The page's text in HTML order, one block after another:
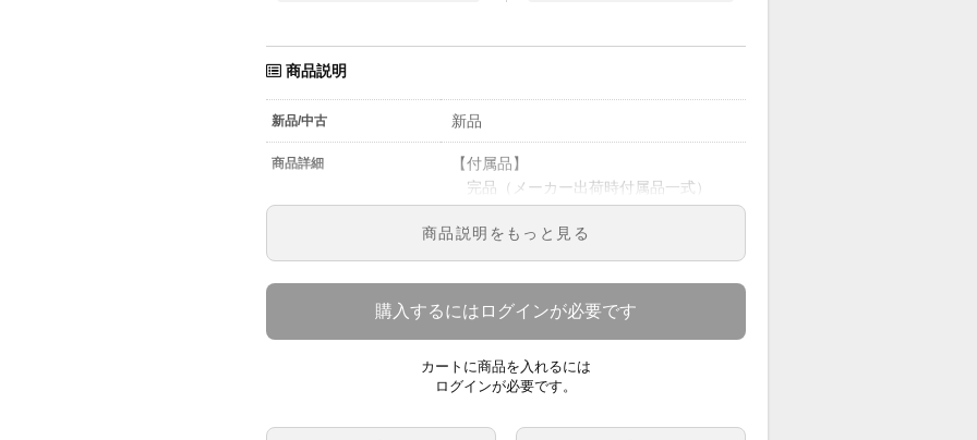
商品説明
新品/中古 新品
商品詳細
【付属品】
完品（メーカー出荷時付属品一式）
※箱に目立つキズがございます。
【保証】
メーカー保証あり（1年間）
※保証内容はメーカー保証規定に基づく
※初期不良につきましてもメーカー対応
となります。
【送料】
商品説明をもっと見る
購入するにはログインが必要です
カートに商品を入れるには
ログインが必要です。